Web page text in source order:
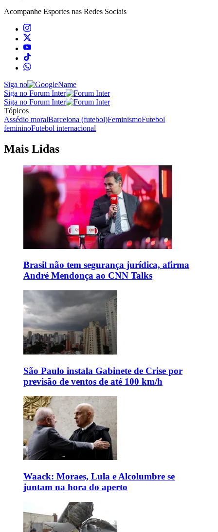
Acompanhe Esportes nas Redes Sociais
Siga no
Siga no Forum Inter
Siga no Forum Inter
Tópicos
Assédio moralBarcelona (futebol)FeminismoFutebol
femininoFutebol internacional
Mais Lidas
Brasil não tem segurança jurídica, afirma
André Mendonça ao CNN Talks
São Paulo instala Gabinete de Crise por
previsão de ventos de até 100 km/h
Waack: Moraes, Lula e Alcolumbre se
juntam na hora do aperto